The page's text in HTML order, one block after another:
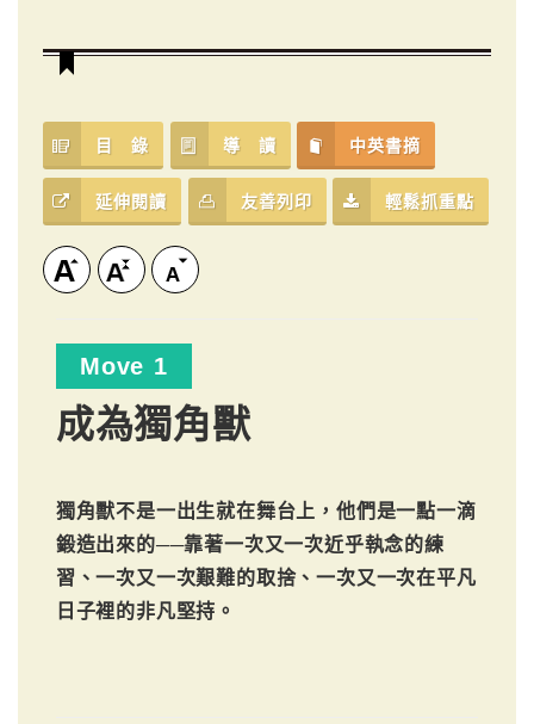
目 錄 導 讀 中英書摘
延伸閱讀 友善列印 輕鬆抓重點
Move 1
成為獨角獸
獨角獸不是一出生就在舞台上，他們是一點一滴
鍛造出來的──靠著一次又一次近乎執念的練
習、一次又一次艱難的取捨、一次又一次在平凡
日子裡的非凡堅持。